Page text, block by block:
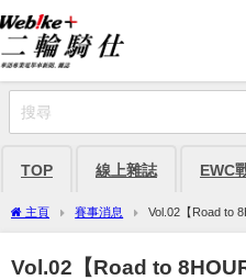
TOP 線上雜誌 EWC
主頁 賽事消息 Vol.02【Road to
Vol.02【Road to